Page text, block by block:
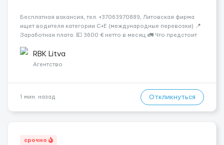
Бесплатная вакансия, тел. +37063970889, Литовская фирма
ищет водителя категории C+E (международные перевозки) 📍
Заработная плата: 💶 3600 € нетто в месяц 🚛 Что предстоит
рефрижераторах. В среднем 400–500 км в день. Погрузки и
разгрузки...
RBK Litva
Агентство
1 мин. назад Откликнуться
срочно